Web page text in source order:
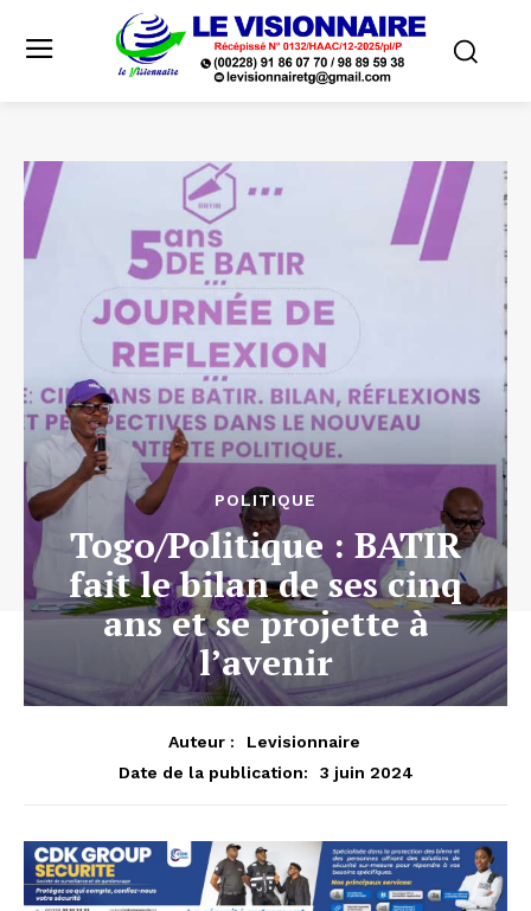
POLITIQUE
Togo/Politique : BATIR
fait le bilan de ses cinq
ans et se projette à
l’avenir
Auteur :
Levisionnaire
Date de la publication:
3 juin 2024